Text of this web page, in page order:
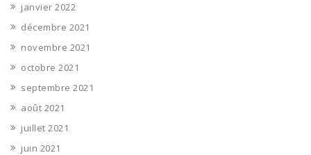
janvier 2022
décembre 2021
novembre 2021
octobre 2021
septembre 2021
août 2021
juillet 2021
juin 2021